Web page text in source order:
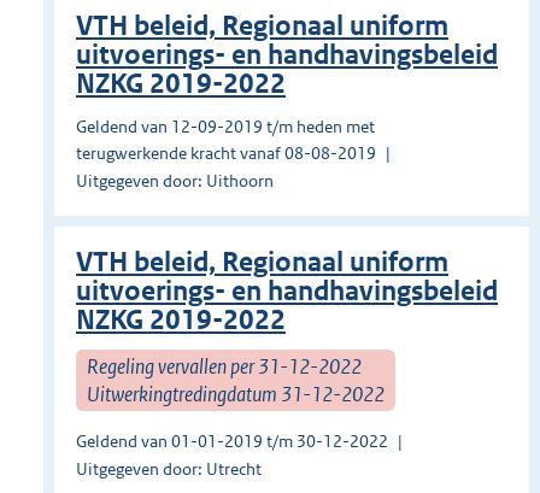
VTH beleid, Regionaal uniform
uitvoerings- en handhavingsbeleid
NZKG 2019-2022
Geldend van 12-09-2019 t/m heden met
terugwerkende kracht vanaf 08-08-2019
Uitgegeven door: Uithoorn
VTH beleid, Regionaal uniform
uitvoerings- en handhavingsbeleid
NZKG 2019-2022
Regeling vervallen per 31-12-2022
Uitwerkingtredingdatum 31-12-2022
Geldend van 01-01-2019 t/m 30-12-2022
Uitgegeven door: Utrecht